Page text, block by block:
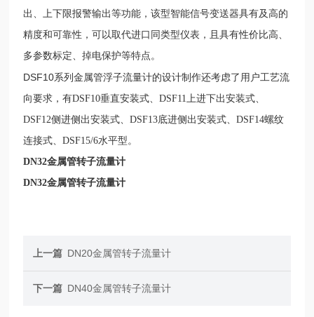
出、上下限报警输出等功能，该型智能信号变送器具有及高的
精度和可靠性，可以取代进口同类型仪表，且具有性价比高、
多参数标定、掉电保护等特点。
DSF10系列金属管浮子流量计的设计制作还考虑了用户工艺流
向要求，有DSF10垂直安装式、DSF11 上进下出安装式、
DSF12侧进侧出安装式、DSF13底进侧出安装式、DSF14螺纹
连接式、DSF15/6水平型。
DN32金属管转子流量计
DN32金属管转子流量计
上一篇 DN20金属管转子流量计
下一篇 DN40金属管转子流量计